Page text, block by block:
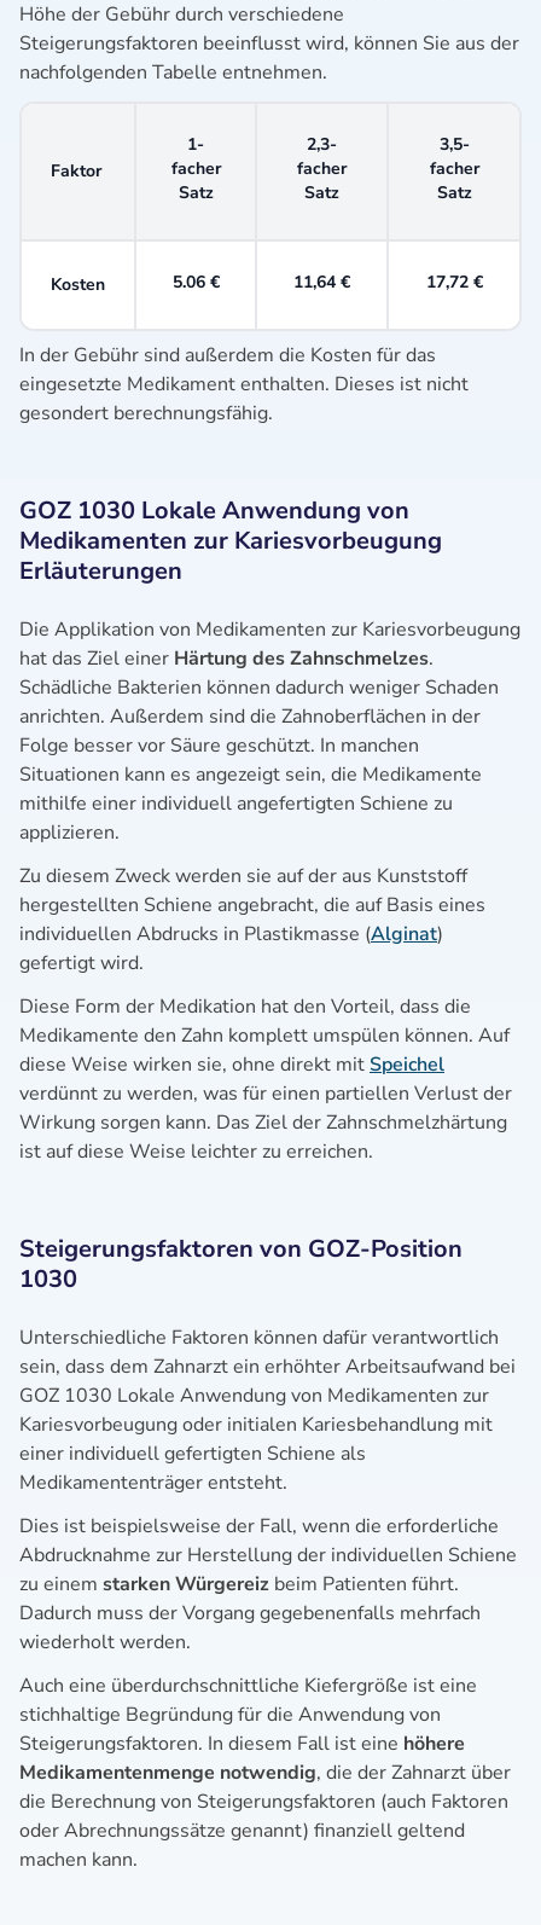
Höhe der Gebühr durch verschiedene
Steigerungsfaktoren beeinflusst wird, können Sie aus der
nachfolgenden Tabelle entnehmen.
Faktor
1-
facher
Satz
2,3-
facher
Satz
3,5-
facher
Satz
Kosten 5.06 € 11,64 € 17,72 €
In der Gebühr sind außerdem die Kosten für das
eingesetzte Medikament enthalten. Dieses ist nicht
gesondert berechnungsfähig.
GOZ 1030 Lokale Anwendung von
Medikamenten zur Kariesvorbeugung
Erläuterungen
Die Applikation von Medikamenten zur Kariesvorbeugung
hat das Ziel einer Härtung des Zahnschmelzes.
Schädliche Bakterien können dadurch weniger Schaden
anrichten. Außerdem sind die Zahnoberflächen in der
Folge besser vor Säure geschützt. In manchen
Situationen kann es angezeigt sein, die Medikamente
mithilfe einer individuell angefertigten Schiene zu
applizieren.
Zu diesem Zweck werden sie auf der aus Kunststoff
hergestellten Schiene angebracht, die auf Basis eines
individuellen Abdrucks in Plastikmasse (Alginat)
gefertigt wird.
Diese Form der Medikation hat den Vorteil, dass die
Medikamente den Zahn komplett umspülen können. Auf
diese Weise wirken sie, ohne direkt mit Speichel
verdünnt zu werden, was für einen partiellen Verlust der
Wirkung sorgen kann. Das Ziel der Zahnschmelzhärtung
ist auf diese Weise leichter zu erreichen.
Steigerungsfaktoren von GOZ-Position
1030
Unterschiedliche Faktoren können dafür verantwortlich
sein, dass dem Zahnarzt ein erhöhter Arbeitsaufwand bei
GOZ 1030 Lokale Anwendung von Medikamenten zur
Kariesvorbeugung oder initialen Kariesbehandlung mit
einer individuell gefertigten Schiene als
Medikamententräger entsteht.
Dies ist beispielsweise der Fall, wenn die erforderliche
Abdrucknahme zur Herstellung der individuellen Schiene
zu einem starken Würgereiz beim Patienten führt.
Dadurch muss der Vorgang gegebenenfalls mehrfach
wiederholt werden.
Auch eine überdurchschnittliche Kiefergröße ist eine
stichhaltige Begründung für die Anwendung von
Steigerungsfaktoren. In diesem Fall ist eine höhere
Medikamentenmenge notwendig, die der Zahnarzt über
die Berechnung von Steigerungsfaktoren (auch Faktoren
oder Abrechnungssätze genannt) finanziell geltend
machen kann.